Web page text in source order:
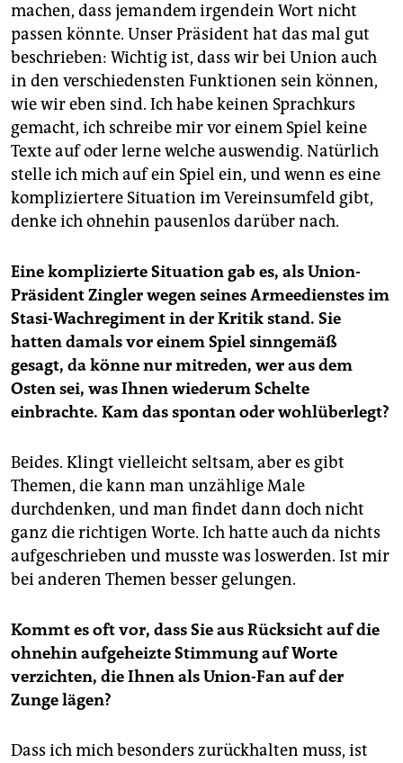
machen, dass jemandem irgendein Wort nicht
passen könnte. Unser Präsident hat das mal gut
beschrieben: Wichtig ist, dass wir bei Union auch
in den verschiedensten Funk­tio­nen sein können,
wie wir eben sind. Ich habe keinen Sprachkurs
gemacht, ich schreibe mir vor einem Spiel keine
Texte auf oder lerne welche auswendig. Natürlich
stelle ich mich auf ein Spiel ein, und wenn es eine
kompliziertere Situation im Vereinsumfeld gibt,
denke ich ohnehin pausenlos darüber nach.
Eine komplizierte Situation gab es, als Union-
Präsident Zingler wegen seines Armeedienstes im
Stasi-Wachregiment in der Kritik stand. Sie
hatten damals vor einem Spiel sinngemäß
gesagt, da könne nur mitreden, wer aus dem
Osten sei, was Ihnen wiederum Schelte
einbrachte. Kam das spontan oder wohlüberlegt?
Beides. Klingt vielleicht seltsam, aber es gibt
Themen, die kann man unzählige Male
durchdenken, und man findet dann doch nicht
ganz die richtigen Worte. Ich hatte auch da nichts
aufgeschrieben und musste was loswerden. Ist mir
bei anderen Themen besser gelungen.
Kommt es oft vor, dass Sie aus Rücksicht auf die
ohnehin aufgeheizte Stimmung auf Worte
verzichten, die Ihnen als Union-Fan auf der
Zunge lägen?
Dass ich mich besonders zurückhalten muss, ist